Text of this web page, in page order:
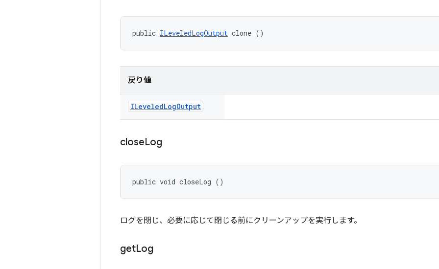
public ILeveledLogOutput clone ()
戻り値
ILeveledLogOutput
closeLog
public void closeLog ()
ログを閉じ、必要に応じて閉じる前にクリーンアップを実行します。
getLog